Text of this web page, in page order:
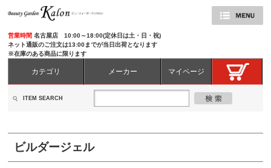
営業時間名古屋店 10:00～18:00(定休日は土・日・祝)
ネット通販のご注文は13:00までが当日出荷となります
※在庫のある商品に限ります
カテゴリ メーカー マイページ
ITEM SEARCH
ビルダージェル